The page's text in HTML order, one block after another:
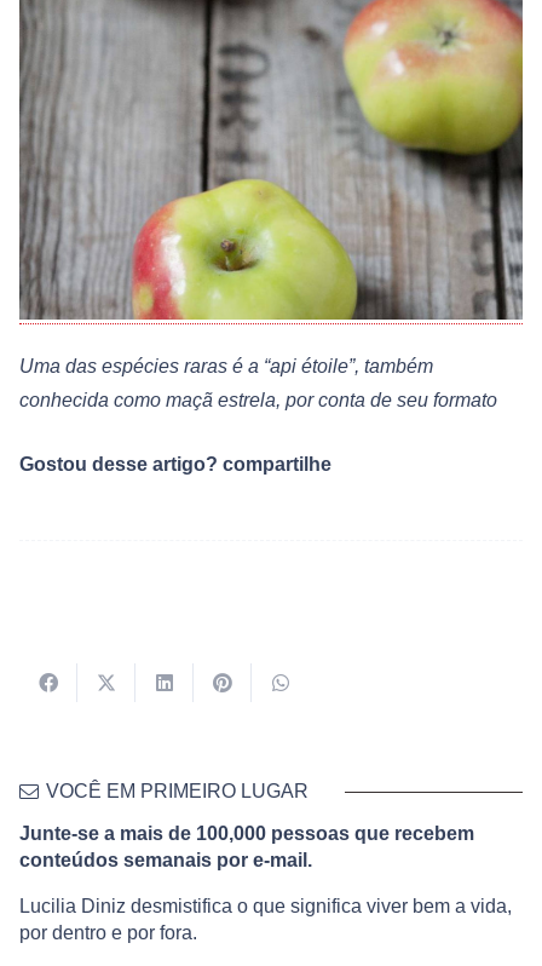
Uma das espécies raras é a “api étoile”, também
conhecida como maçã estrela, por conta de seu formato
Gostou desse artigo? compartilhe
VOCÊ EM PRIMEIRO LUGAR
Junte-se a mais de 100,000 pessoas que recebem
conteúdos semanais por e-mail.
Lucilia Diniz desmistifica o que significa viver bem a vida,
por dentro e por fora.